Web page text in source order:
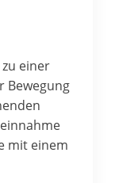
einer
Bewegung
mit einem